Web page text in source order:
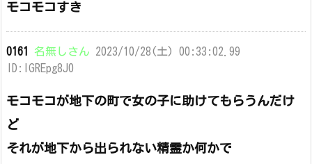
モコモコすき
0161 名無しさん 2023/10/28(土) 00:33:02.99
ID:lGREpg8J0
モコモコが地下の町で女の子に助けてもらうんだけ
ど
それが地下から出られない精霊か何かで